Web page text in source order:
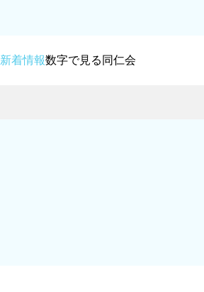
新着情報数字で見る同仁会